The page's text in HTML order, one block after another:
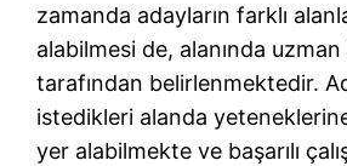
zamanda adayların farklı
alabilmesi de, alanında
tarafından belirlenmektedir.
istedikleri alanda
yer alabilmekte ve başarılı